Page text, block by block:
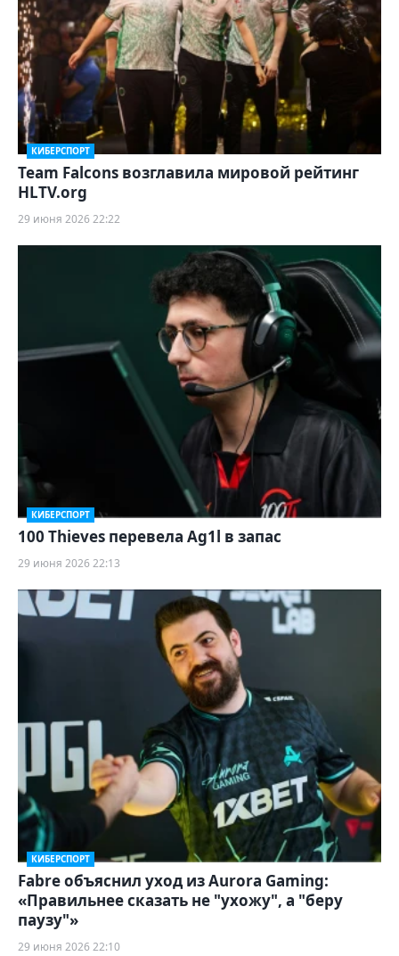
КИБЕРСПОРТ
Team Falcons возглавила мировой рейтинг
HLTV.org
29 июня 2026 22:22
КИБЕРСПОРТ
100 Thieves перевела Ag1l в запас
29 июня 2026 22:13
КИБЕРСПОРТ
Fabre объяснил уход из Aurora Gaming:
«Правильнее сказать не "ухожу", а "беру
паузу"»
29 июня 2026 22:10